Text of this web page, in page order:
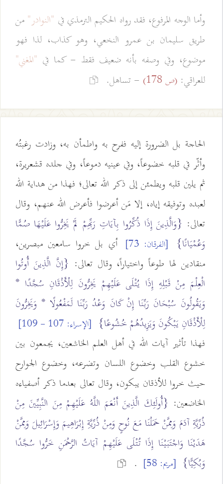
وأما الوجه المرفوع، فقد رواه الحكيم الترمذي في "النوادر"من
طريق سليمان بن عمرو النخعي، وهو كذاب، لذا فهو
موضوع، وفي وصفه بأنه ضعيف فقط - كما في "المغني"
للعراقي: (ص 178) - تساهل.
الحاجة بل الضرورة إليه ففرح به واطمأن به، وزادت رغبتُه
وأثّر في قلبه خضوعاً، وفي عينيه دموعاً، وفي جلده قشعريرة،
ثم يلين قلبه ويطمئن إلى ذكر الله تعالى؛ فهذا من هداية الله
لعبده وتوفيقه إياه، إلا مَن أعرضوا فأعرض الله عنهم، وقال
تعالى: {وَالَّذِينَ إِذَا ذُكِّرُوا بِآيَاتِ رَبِّهِمْ لَمْ يَخِرُّوا عَلَيْهَا صُمًّا
وَعُمْيَانًا} [الفرقان: 73]
أي بل خروا سامعين مبصرين،
منقادين لها طوعاً واختياراً، وقال تعالى: {إِنَّ الَّذِينَ أُوتُوا
الْعِلْمَ مِنْ قَبْلِهِ إِذَا يُتْلَى عَلَيْهِمْ يَخِرُّونَ لِلْأَذْقَانِ سُجَّدًا *
وَيَقُولُونَ سُبْحَانَ رَبِّنَا إِنْ كَانَ وَعْدُ رَبِّنَا لَمَفْعُولًا * وَيَخِرُّونَ
لِلْأَذْقَانِ يَبْكُونَ وَيَزِيدُهُمْ خُشُوعًا} [الإسراء: 107 - 109]
فهذا تأثير آيات الله في أهل العلم الخاشعين، يجمعون بين
خشوع القلب وخضوع اللسان وتضرعه، وخضوع الجوارح
حيث خروا للأذقان يبكون، وقال تعالى بعدما ذكر أصفياءه
الخاضعين: {أُولَئِكَ الَّذِينَ أَنْعَمَ اللَّهُ عَلَيْهِمْ مِنَ النَّبِيِّينَ مِنْ
ذُرِّيَّةِ آدَمَ وَمِمَّنْ حَمَلْنَا مَعَ نُوحٍ وَمِنْ ذُرِّيَّةِ إِبْرَاهِيمَ وَإِسْرَائِيلَ وَمِمَّنْ
هَدَيْنَا وَاجْتَبَيْنَا إِذَا تُتْلَى عَلَيْهِمْ آيَاتُ الرَّحْمَنِ خَرُّوا سُجَّدًا
وَبُكِيًّا} [مريم: 58]
.